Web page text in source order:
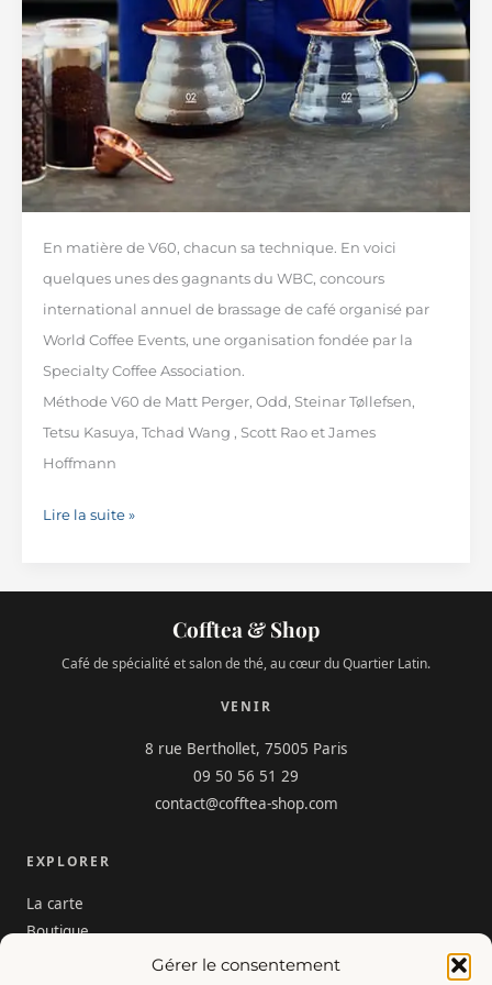
Gérer le consentement
En matière de V60, chacun sa technique. En voici
quelques unes des gagnants du WBC, concours
international annuel de brassage de café organisé par
World Coffee Events, une organisation fondée par la
Specialty Coffee Association.
Méthode V60 de Matt Perger, Odd, Steinar Tøllefsen,
Tetsu Kasuya, Tchad Wang , Scott Rao et James
Hoffmann
Recettes
WBC
Lire la suite »
Cofftea & Shop
Café de spécialité et salon de thé, au cœur du Quartier Latin.
VENIR
8 rue Berthollet, 75005 Paris
09 50 56 51 29
contact@cofftea-shop.com
EXPLORER
La carte
Boutique